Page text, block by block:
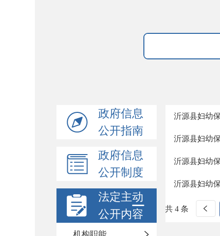
政府信息
公开指南
政府信息
公开制度
法定主动
公开内容
沂源县妇幼
沂源县妇幼
沂源县妇幼
沂源县妇幼
共 4 条